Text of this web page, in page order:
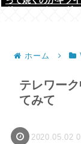
ホーム
テレワー
てみて
2020.05.02